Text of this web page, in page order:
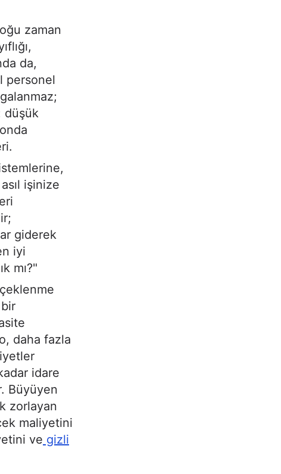
zaman
da,
personel
düşük
işinize
giderek
iyi
mı?"
daha fazla
idare
Büyüyen
zorlayan
maliyetini
ve gizli